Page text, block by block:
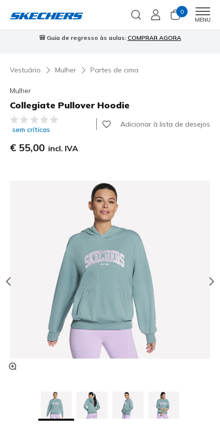
0
MENU
🎒 Guia de regresso às aulas: COMPRAR AGORA
Vestuário Mulher Partes de cima
Mulher
Collegiate Pullover Hoodie
5 de 5 – Classificação do cliente
sem críticas
Adicionar à lista de desejos
€ 55,00 incl. IVA